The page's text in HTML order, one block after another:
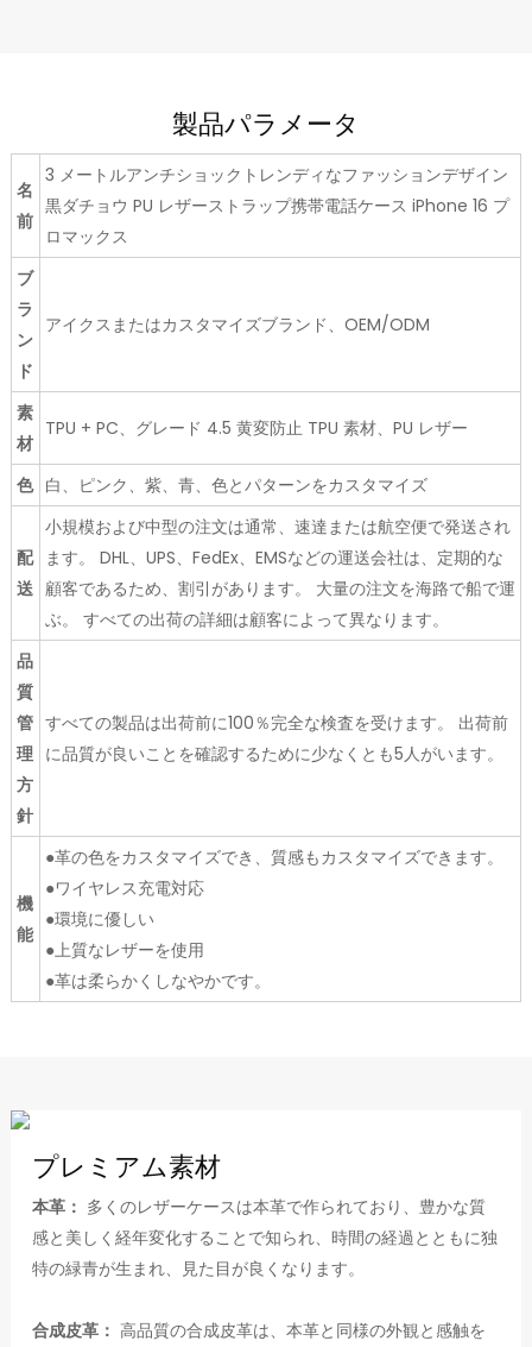
製品パラメータ
名
前
3 メートルアンチショックトレンディなファッションデザイン
黒ダチョウ PU レザーストラップ携帯電話ケース iPhone 16 プ
ロマックス
ブ
ラ
ン
ド
アイクスまたはカスタマイズブランド、OEM/ODM
素
材
TPU + PC、グレード 4.5 黄変防止 TPU 素材、PU レザー
色 白、ピンク、紫、青、色とパターンをカスタマイズ
配
送
小規模および中型の注文は通常、速達または航空便で発送され
ます。 DHL、UPS、FedEx、EMSなどの運送会社は、定期的な
顧客であるため、割引があります。 大量の注文を海路で船で運
ぶ。 すべての出荷の詳細は顧客によって異なります。
品
質
管
理
方
針
すべての製品は出荷前に100％完全な検査を受けます。 出荷前
に品質が良いことを確認するために少なくとも5人がいます。
機
能
●革の色をカスタマイズでき、質感もカスタマイズできます。
●ワイヤレス充電対応
●環境に優しい
●上質なレザーを使用
●革は柔らかくしなやかです。
プレミアム素材
本革： 多くのレザーケースは本革で作られており、豊かな質
感と美しく経年変化することで知られ、時間の経過とともに独
特の緑青が生まれ、見た目が良くなります。
合成皮革： 高品質の合成皮革は、本革と同様の外観と感触を